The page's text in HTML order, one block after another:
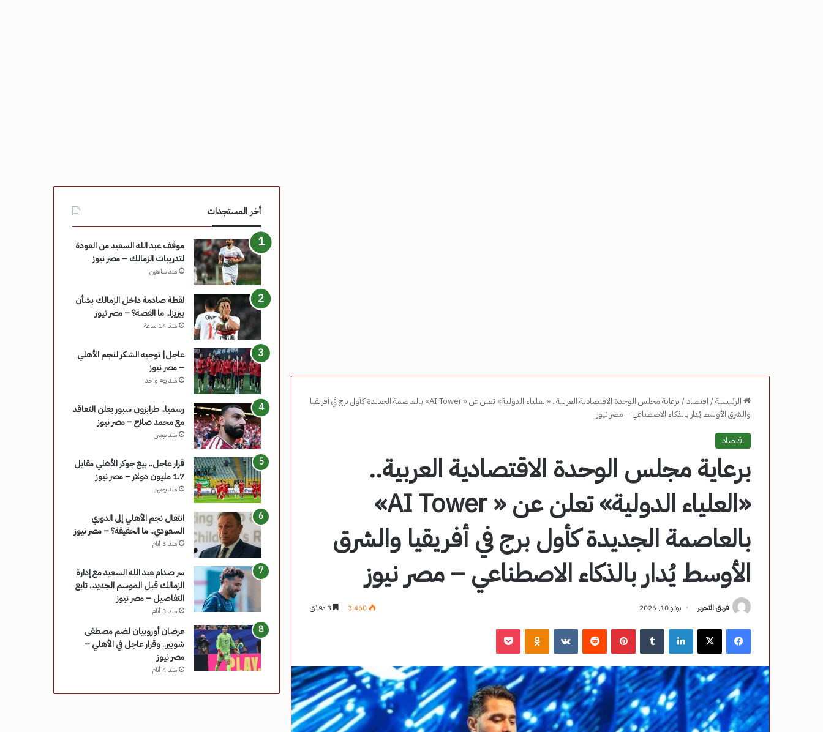
الرئيسية/ اقتصاد/
برعاية مجلس الوحدة الاقتصادية العربية.. «العلياء الدولية» تعلن عن « AI Tower» بالعاصمة الجديدة كأول برج في أفريقيا
والشرق الأوسط يُدار بالذكاء الاصطناعي – مصر نيوز
اقتصاد
برعاية مجلس الوحدة الاقتصادية العربية..
«العلياء الدولية» تعلن عن « AI Tower»
بالعاصمة الجديدة كأول برج في أفريقيا والشرق
الأوسط يُدار بالذكاء الاصطناعي – مصر نيوز
فريق التحرير يونيو 10, 2026 3٬460
فيسبوك ‫X لينكدإن بينتيريست ‏VKontakte
أخر المستجدات
موقف عبد الله السعيد من العودة
لتدريبات الزمالك – مصر نيوز
منذ ساعتين
لقطة صادمة داخل الزمالك بشأن
بيزيزا.. ما القصة؟ – مصر نيوز
منذ 14 ساعة
عاجل| توجيه الشكر لنجم الأهلي
– مصر نيوز
منذ يوم واحد
رسميا.. طرابزون سبور يعلن التعاقد
مع محمد صلاح – مصر نيوز
منذ يومين
قرار عاجل.. بيع جوكر الأهلي مقابل
1.7 مليون دولار – مصر نيوز
منذ يومين
انتقال نجم الأهلي إلى الدوري
السعودي.. ما الحقيقة؟ – مصر نيوز
منذ 3 أيام
سر صدام عبد الله السعيد مع إدارة
الزمالك قبل الموسم الجديد.. تابع
التفاصيل – مصر نيوز
منذ 3 أيام
عرضان أوروبيان لضم مصطفى
شوبير.. وقرار عاجل في الأهلي –
مصر نيوز
منذ 4 أيام